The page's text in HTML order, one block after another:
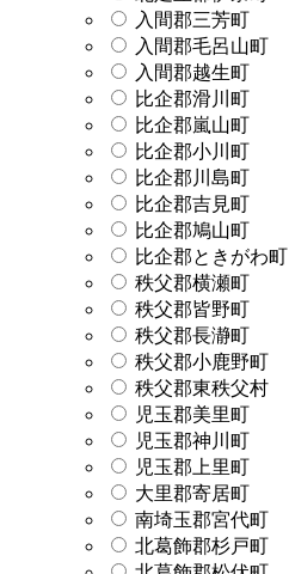
入間郡三芳町
入間郡毛呂山町
入間郡越生町
比企郡滑川町
比企郡嵐山町
比企郡小川町
比企郡川島町
比企郡吉見町
比企郡鳩山町
比企郡ときがわ町
秩父郡横瀬町
秩父郡皆野町
秩父郡長瀞町
秩父郡小鹿野町
秩父郡東秩父村
児玉郡美里町
児玉郡神川町
児玉郡上里町
大里郡寄居町
南埼玉郡宮代町
北葛飾郡杉戸町